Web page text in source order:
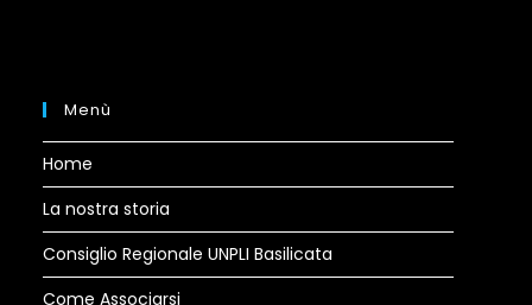
Menù
Home
La nostra storia
Consiglio Regionale UNPLI Basilicata
Come Associarsi